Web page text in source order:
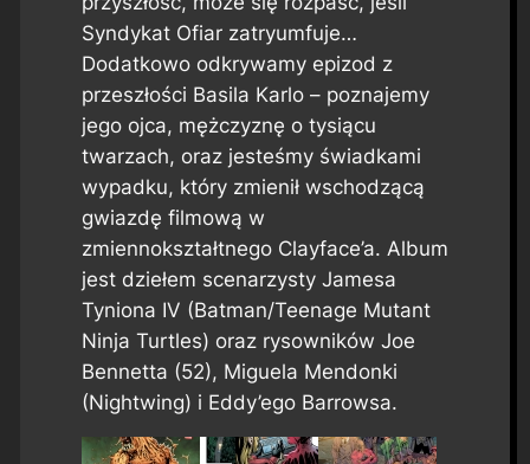
Syndykat Ofiar zatryumfuje…
Dodatkowo odkrywamy epizod z
przeszłości Basila Karlo – poznajemy
jego ojca, mężczyznę o tysiącu
twarzach, oraz jesteśmy świadkami
wypadku, który zmienił wschodzącą
gwiazdę filmową w
zmiennokształtnego Clayface’a. Album
jest dziełem scenarzysty Jamesa
Tyniona IV (Batman/Teenage Mutant
Ninja Turtles) oraz rysowników Joe
Bennetta (52), Miguela Mendonki
(Nightwing) i Eddy’ego Barrowsa.